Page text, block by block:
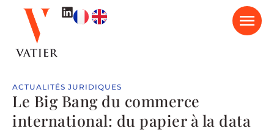
ACTUALITÉS JURIDIQUES
Le Big Bang du commerce
international: du papier à la data